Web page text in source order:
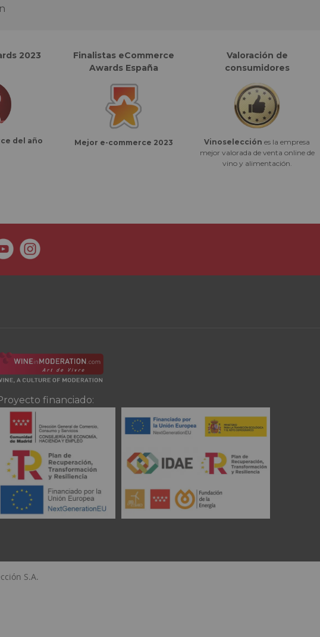
2023
del año
Finalistas eCommerce
Awards España
Mejor e-commerce 2023
Valoración de
consumidores
Vinoselección es la empresa
mejor valorada de venta online de
vino y alimentación.
financiado:
S.A.